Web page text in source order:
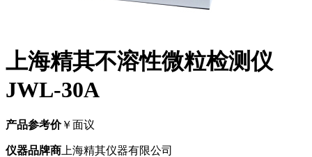
上海精其不溶性微粒检测仪
JWL-30A
产品参考价￥面议
仪器品牌商 上海精其仪器有限公司